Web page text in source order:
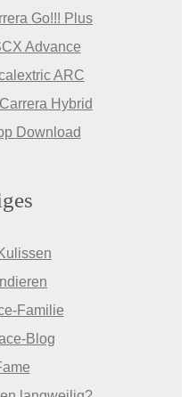
Go!!! Plus
Advance
ARC
Hybrid
Download
Familie
Blog